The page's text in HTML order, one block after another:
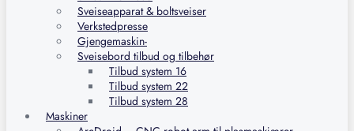
Sveiseapparat & boltsveiser
Verkstedpresse
Gjengemaskin-
Sveisebord tilbud og tilbehør
Tilbud system 16
Tilbud system 22
Tilbud system 28
Maskiner